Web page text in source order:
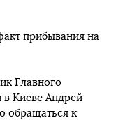
прибывания на
Главного
Киеве Андрей
обращаться к